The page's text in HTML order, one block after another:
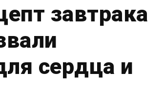
завтрака
сердца и